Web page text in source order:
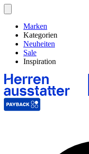
Marken
Kategorien
Neuheiten
Sale
Inspiration